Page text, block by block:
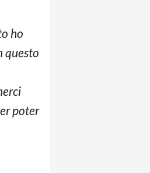
ho
questo
poter